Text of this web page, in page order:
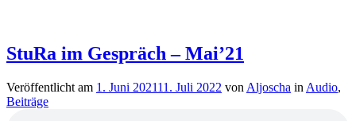
StuRa im Gespräch – Mai’21
Veröffentlicht am 1. Juni 202111. Juli 2022 von Aljoscha in Audio,
Beiträge